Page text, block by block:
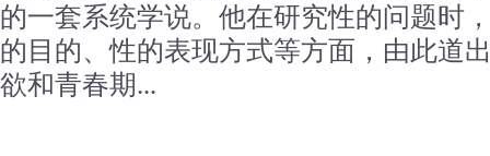
的一套系统学说。他在研究性的问题时
的目的、性的表现方式等方面，由此道
欲和青春期...